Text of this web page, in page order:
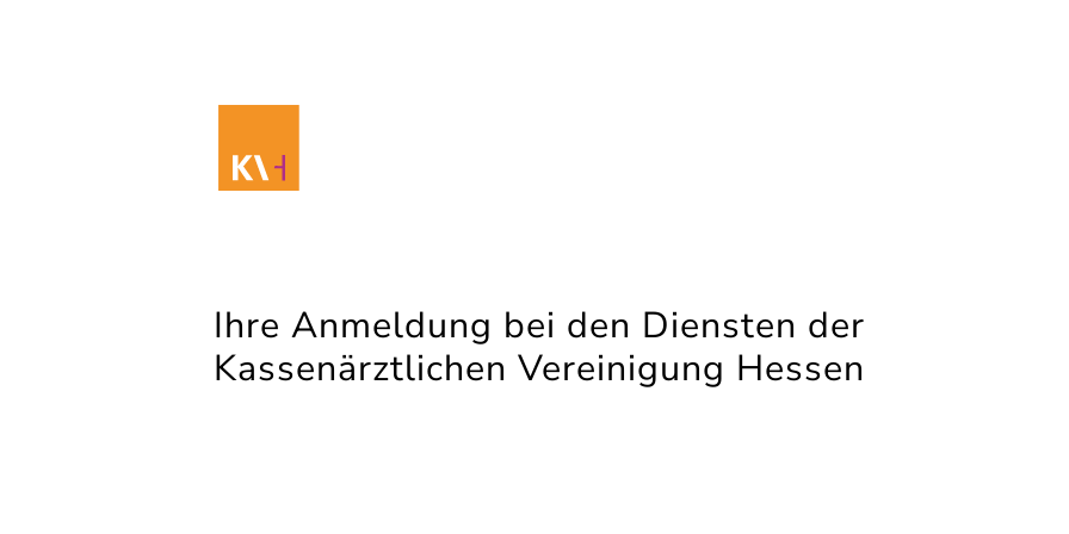
Ihre Anmeldung bei den Diensten der
Kassenärztlichen Vereinigung Hessen